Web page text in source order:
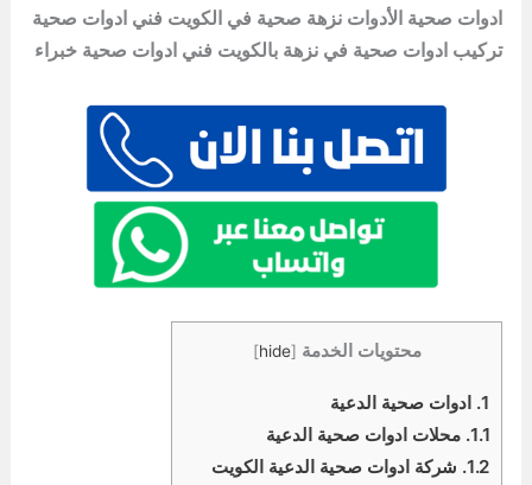
ادوات صحية الأدوات نزهة صحية في الكويت فني ادوات صحية
تركيب ادوات صحية في نزهة بالكويت فني ادوات صحية خبراء
محتويات الخدمة [
hide
]
1. ادوات صحية الدعية
1.1. محلات ادوات صحية الدعية
1.2. شركة ادوات صحية الدعية الكويت